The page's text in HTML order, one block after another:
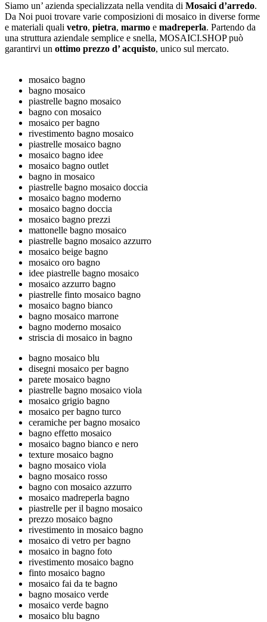
Siamo un’ azienda specializzata nella vendita di Mosaici d’arredo.
Da Noi puoi trovare varie composizioni di mosaico in diverse forme
e materiali quali vetro, pietra, marmo e madreperla. Partendo da
una struttura aziendale semplice e snella, MOSAICI.SHOP può
garantirvi un ottimo prezzo d’ acquisto, unico sul mercato.
mosaico bagno
bagno mosaico
piastrelle bagno mosaico
bagno con mosaico
mosaico per bagno
rivestimento bagno mosaico
piastrelle mosaico bagno
mosaico bagno idee
mosaico bagno outlet
bagno in mosaico
piastrelle bagno mosaico doccia
mosaico bagno moderno
mosaico bagno doccia
mosaico bagno prezzi
mattonelle bagno mosaico
piastrelle bagno mosaico azzurro
mosaico beige bagno
mosaico oro bagno
idee piastrelle bagno mosaico
mosaico azzurro bagno
piastrelle finto mosaico bagno
mosaico bagno bianco
bagno mosaico marrone
bagno moderno mosaico
striscia di mosaico in bagno
bagno mosaico blu
disegni mosaico per bagno
parete mosaico bagno
piastrelle bagno mosaico viola
mosaico grigio bagno
mosaico per bagno turco
ceramiche per bagno mosaico
bagno effetto mosaico
mosaico bagno bianco e nero
texture mosaico bagno
bagno mosaico viola
bagno mosaico rosso
bagno con mosaico azzurro
mosaico madreperla bagno
piastrelle per il bagno mosaico
prezzo mosaico bagno
rivestimento in mosaico bagno
mosaico di vetro per bagno
mosaico in bagno foto
rivestimento mosaico bagno
finto mosaico bagno
mosaico fai da te bagno
bagno mosaico verde
mosaico verde bagno
mosaico blu bagno